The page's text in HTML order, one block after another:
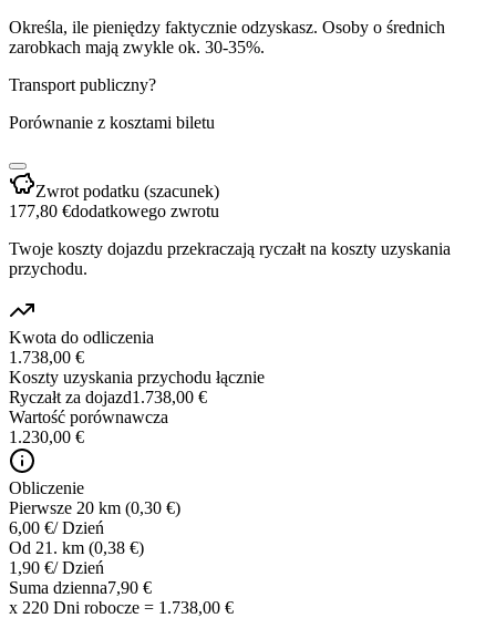
Określa, ile pieniędzy faktycznie odzyskasz. Osoby o średnich
zarobkach mają zwykle ok. 30-35%.
Transport publiczny?
Porównanie z kosztami biletu
Zwrot podatku (szacunek)
177,80 €dodatkowego zwrotu
Twoje koszty dojazdu przekraczają ryczałt na koszty uzyskania
przychodu.
Kwota do odliczenia
1.738,00 €
Koszty uzyskania przychodu łącznie
Ryczałt za dojazd1.738,00 €
Wartość porównawcza
1.230,00 €
Obliczenie
Pierwsze 20 km (0,30 €)
6,00 €/ Dzień
Od 21. km (0,38 €)
1,90 €/ Dzień
Suma dzienna7,90 €
x 220 Dni robocze = 1.738,00 €